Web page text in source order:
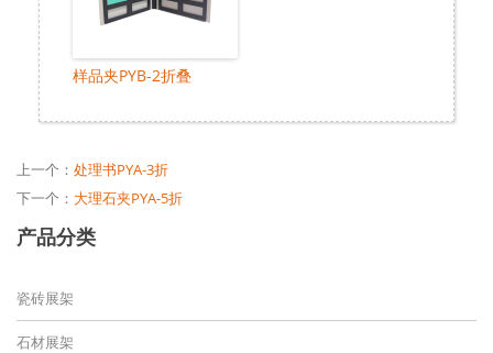
样品夹PYB-2折叠
上一个： 处理书PYA-3折
下一个： 大理石夹PYA-5折
产品分类
瓷砖展架
石材展架